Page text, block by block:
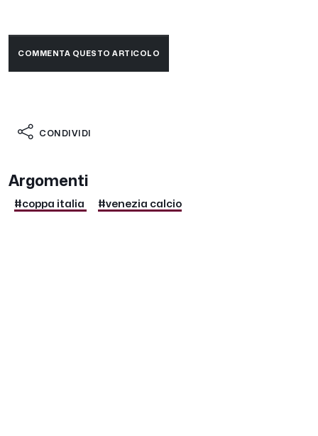
COMMENTA QUESTO ARTICOLO
CONDIVIDI
Argomenti
#coppa italia #venezia calcio